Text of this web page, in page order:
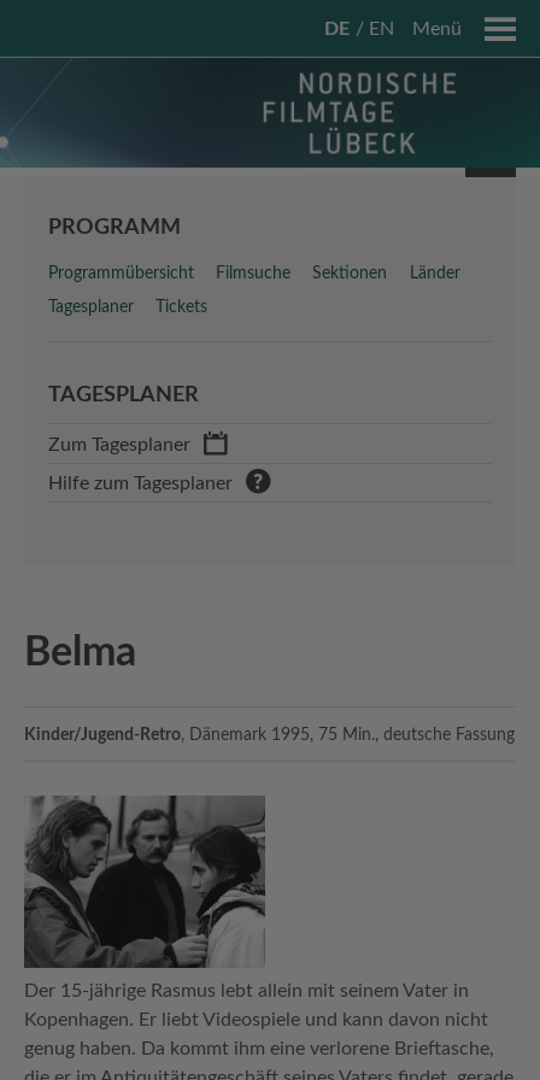
DE EN Menü
PROGRAMM
Programmübersicht Filmsuche Sektionen Länder
Tagesplaner Tickets
TAGESPLANER
Zum Tagesplaner
Hilfe zum Tagesplaner
Belma
Kinder/Jugend-Retro, Dänemark 1995, 75 Min., deutsche Fassung
Der 15-jährige Rasmus lebt allein mit seinem Vater in
Kopenhagen. Er liebt Videospiele und kann davon nicht
genug haben. Da kommt ihm eine verlorene Brieftasche,